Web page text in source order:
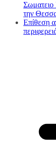
την
Επίθεση